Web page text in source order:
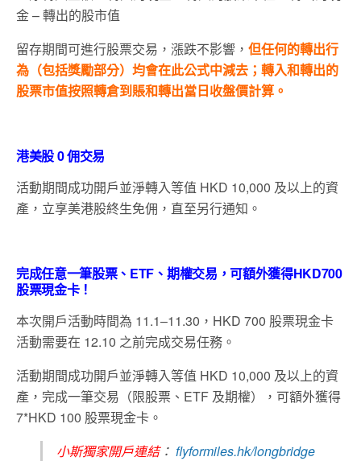
金 – 轉出的股市值
留存期間可進行股票交易，漲跌不影響， 但任何的轉出行
為（包括獎勵部分）均會在此公式中減去；轉入和轉出的
股票市值按照轉倉到賬和轉出當日收盤價計算。
港美股 0 佣交易
活動期間成功開戶並淨轉入等值 HKD 10,000 及以上的資
產，立享美港股終生免佣，直至另行通知。
完成任意一筆股票、ETF、期權交易，可額外獲得HKD700
股票現金卡！
本次開戶活動時間為 11.1–11.30，HKD 700 股票現金卡
活動需要在 12.10 之前完成交易任務。
活動期間成功開戶並淨轉入等值 HKD 10,000 及以上的資
產，完成一筆交易（限股票、ETF 及期權），可額外獲得
7*HKD 100 股票現金卡。
小斯獨家開戶連結： flyformiles.hk/longbridge